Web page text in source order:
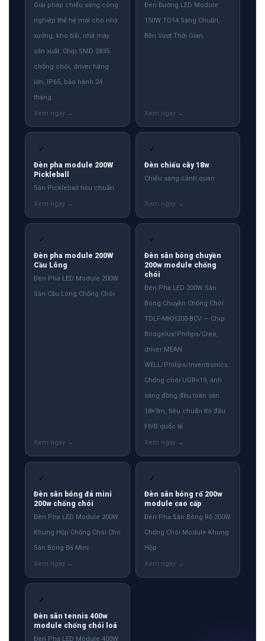
Giải pháp chiếu sáng công
nghiệp thế hệ mới cho nhà
xưởng, kho bãi, nhà máy
sản xuất. Chip SMD 2835
chống chói, driver hãng
lớn, IP65, bảo hành 24
tháng.
Đèn Đường LED Module
150W TD14 Sáng Chuẩn,
Bền Vượt Thời Gian
✓
Đèn pha module 200W
Pickleball
Sân Pickleball tiêu chuẩn
✓
Đèn chiếu cây 18w
Chiếu sáng cảnh quan
✓
Đèn pha module 200W
Cầu Lông
Đèn Pha LED Module 200W
Sân Cầu Lông Chống Chói
✓
Đèn sân bóng chuyền
200w module chống
chói
Đèn Pha LED 200W Sân
Bóng Chuyền Chống Chói
TDLF-MKH200-BCV — Chip
Bridgelux/Philips/Cree,
driver MEAN
WELL/Philips/Inventronics.
Chống chói UGR<19, ánh
sáng đồng đều toàn sân
18×9m, tiêu chuẩn thi đấu
FIVB quốc tế
✓
Đèn sân bóng đá mini
200w chống chói
Đèn Pha LED Module 200W
Khung Hộp Chống Chói Cho
Sân Bóng Đá Mini
✓
Đèn sân bóng rổ 200w
module cao cấp
Đèn Pha Sân Bóng Rổ 200W
Chống Chói Module Khung
Hộp
✓
Đèn sân tennis 400w
module chống chói loá
Đèn Pha LED Module 400W